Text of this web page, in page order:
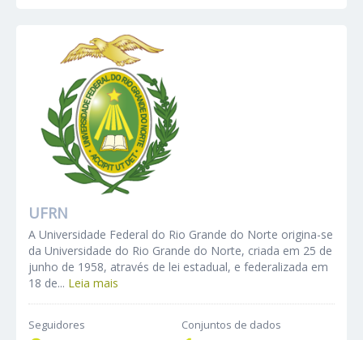
UFRN
A Universidade Federal do Rio Grande do Norte origina-se
da Universidade do Rio Grande do Norte, criada em 25 de
junho de 1958, através de lei estadual, e federalizada em
18 de... Leia mais
Seguidores Conjuntos de dados